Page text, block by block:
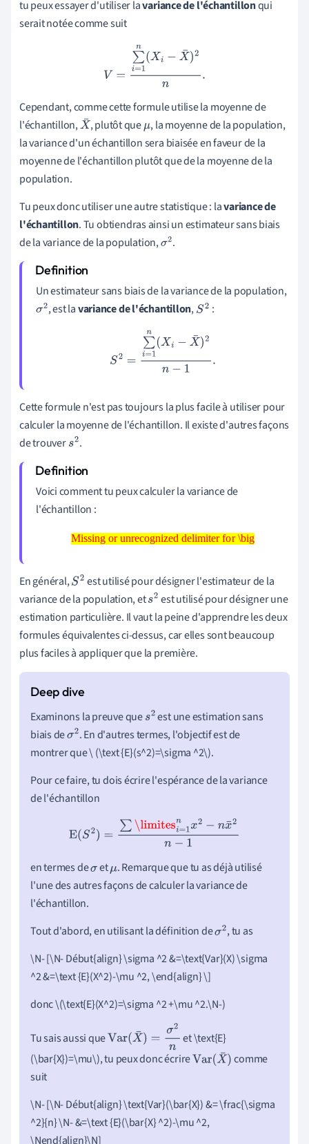
tu peux essayer d'utiliser lavariance de l'échantillonqui
serait notée comme suit
i=1n(Xi− X¯ 2n.
Cependant, comme cette formule utilise la moyenne de
l'échantillon,X
¯
, plutôt queμ, la moyenne de la population,
la variance d'un échantillon sera biaisée en faveur de la
moyenne de l'échantillon plutôt que de la moyenne de la
population.
Tu peux donc utiliser une autre statistique : lavariance de
l'échantillon. Tu obtiendras ainsi un estimateur sans biais
de la variance de la population,σ2.
Un estimateur sans biais de la variance de la population,
σ2, est lavariance de l'échantillon,S2 :
=1n(Xi−X ¯) 2n−1
Cette formule n'est pas toujours la plus facile à utiliser pour
calculer la moyenne de l'échantillon. Il existe d'autres façons
de trouvers2.
Voici comment tu peux calculer la variance de
l'échantillon :
Missing or unrecognized delimiter for \big
Missing or unrecognized delimiter for \big
En général,S2 est utilisé pour désigner l'estimateur de la
variance de la population, ets2est utilisé pour désigner une
estimation particulière. Il vaut la peine d'apprendre les deux
formules équivalentes ci-dessus, car elles sont beaucoup
plus faciles à appliquer que la première.
Examinons la preuve ques2est une estimation sans
biais deσ2. En d'autres termes, l'objectif est de
montrer que \ (\text {E}(s^2)=\sigma ^2\).
Pour ce faire, tu dois écrire l'espérance de la variance
de l'échantillon
E(S2 \limitesi=1nx2−nx¯ 2n −1
en termes deσetμ. Remarque que tu as déjà utilisé
l'une des autres façons de calculer la variance de
l'échantillon.
Tout d'abord, en utilisant la définition deσ2, tu as
\N- [\N- Début{align} \sigma ^2 &=\text{Var}(X)\sigma
^2 &=\text {E}(X^2)-\mu ^2, \end{align} \]
donc \(\text{E}(X^2)=\sigma ^2 +\mu ^2.\N-)
Tu sais aussi queVar(X¯)=σ2n
et \text{E}
(\bar{X})=\mu\), tu peux donc écrire Var(X¯) comme
suit
\N- [\N- Début{align} \text{Var}(\bar{X}) &= \frac{\sigma
^2}{n} \N- &=\text {E}(\bar{X} ^2)-\mu ^2,
\Nend{align}\N]